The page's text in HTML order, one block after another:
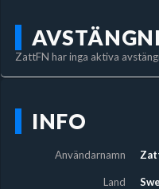
ZattFN har inga aktiva
INFO
Användarnamn
Land